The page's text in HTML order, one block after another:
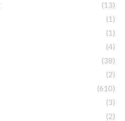
(13)
(1)
(1)
(4)
(38)
(2)
(610)
(3)
(2)